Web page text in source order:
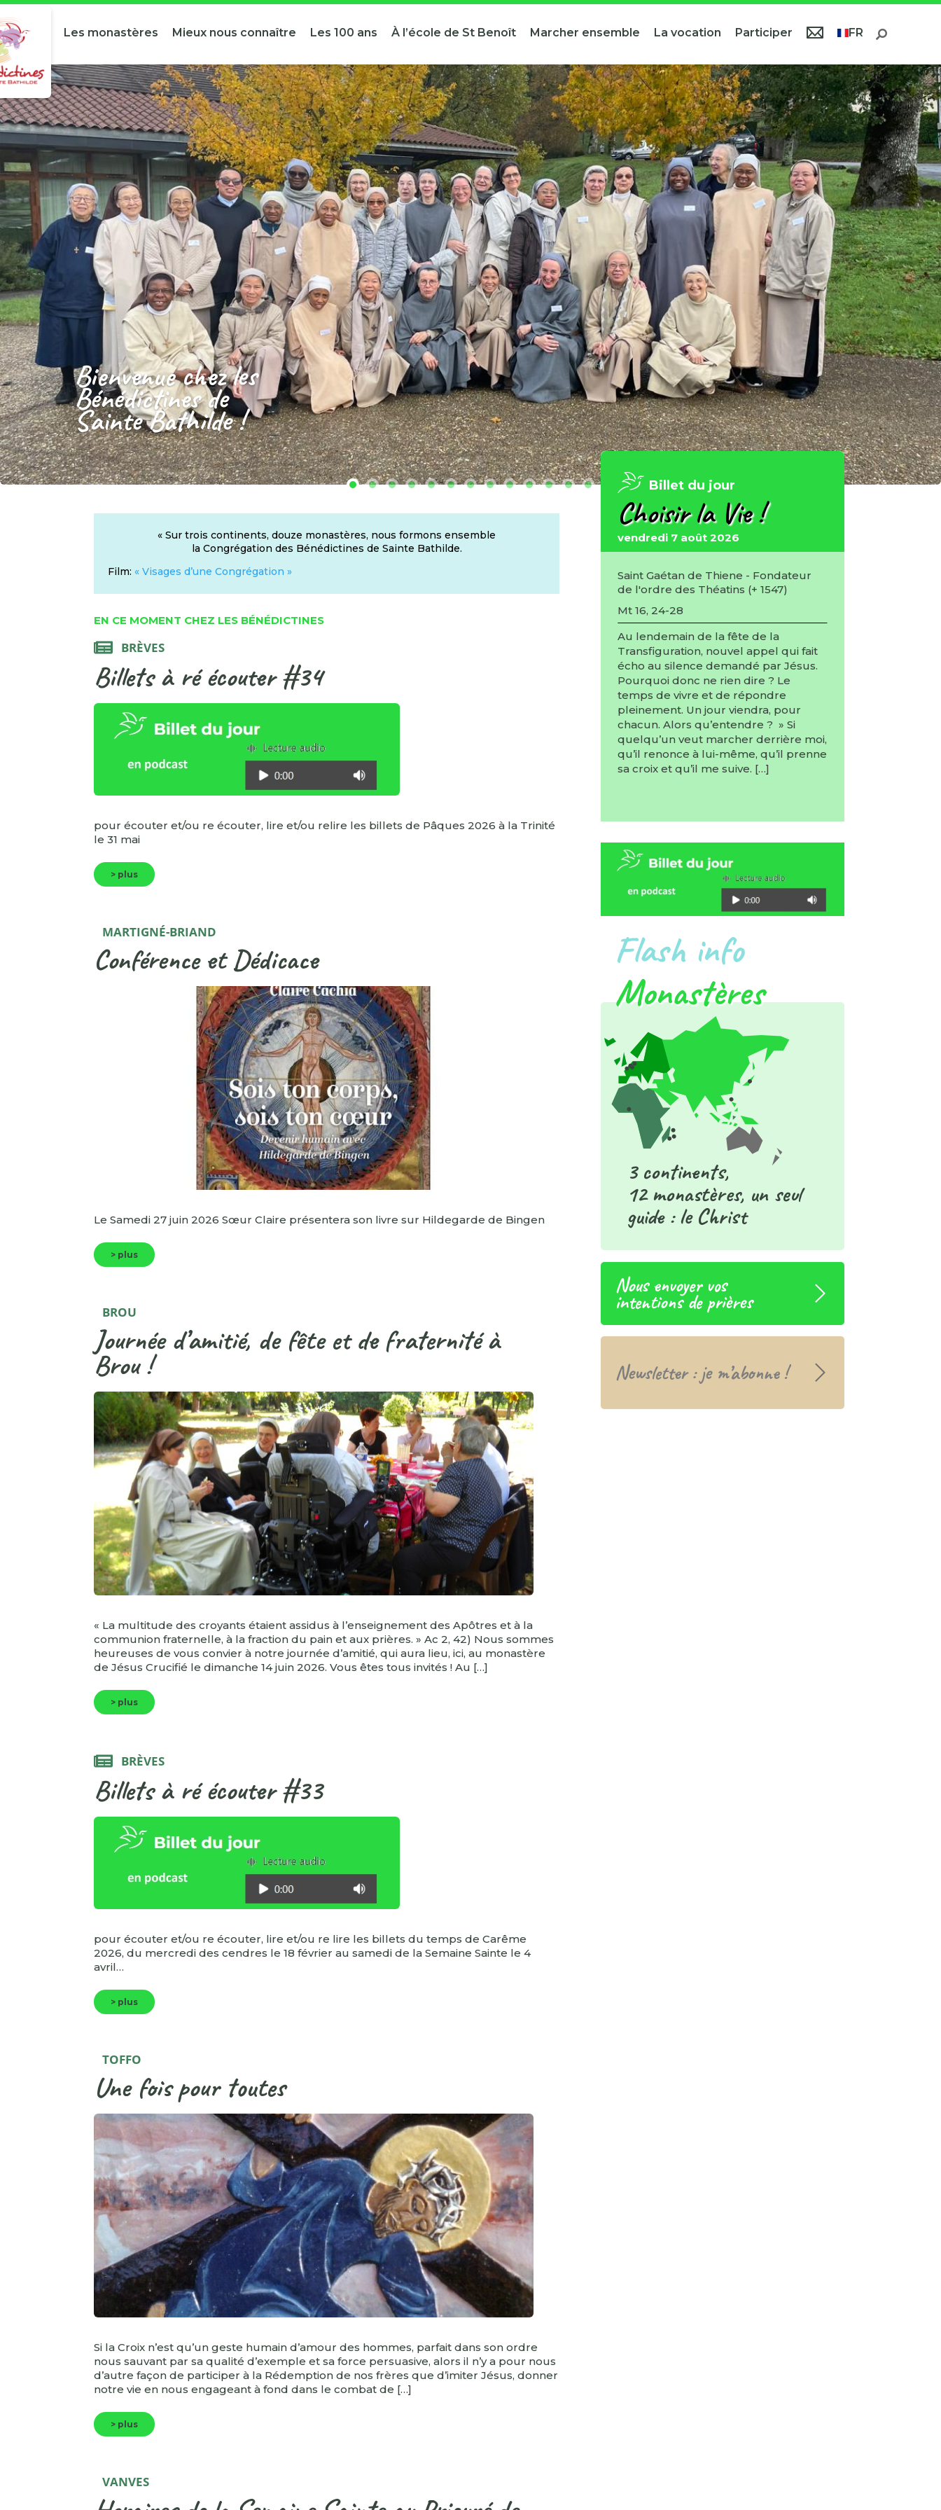
Les monastères Mieux nous connaître Les 100 ans À l’école de St Benoît Marcher ensemble La vocation Participer FR
Bienvenue chez les
Bénédictines de
Sainte Bathilde !
« Sur trois continents, douze monastères, nous formons ensemble
la Congrégation des Bénédictines de Sainte Bathilde.
Film: « Visages d’une Congrégation »
EN CE MOMENT CHEZ LES BÉNÉDICTINES
BRÈVES
Billets à ré écouter #34
pour écouter et/ou re écouter, lire et/ou relire les billets de Pâques 2026 à la Trinité
le 31 mai
> plus
MARTIGNÉ-BRIAND
Conférence et Dédicace
Le Samedi 27 juin 2026 Sœur Claire présentera son livre sur Hildegarde de Bingen
> plus
BROU
Journée d’amitié, de fête et de fraternité à
Brou !
« La multitude des croyants étaient assidus à l’enseignement des Apôtres et à la
communion fraternelle, à la fraction du pain et aux prières. » Ac 2, 42) Nous sommes
heureuses de vous convier à notre journée d’amitié, qui aura lieu, ici, au monastère
de Jésus Crucifié le dimanche 14 juin 2026. Vous êtes tous invités ! Au […]
> plus
BRÈVES
Billets à ré écouter #33
pour écouter et/ou re écouter, lire et/ou re lire les billets du temps de Carême
2026, du mercredi des cendres le 18 février au samedi de la Semaine Sainte le 4
avril…
> plus
TOFFO
Une fois pour toutes
Si la Croix n’est qu’un geste humain d’amour des hommes, parfait dans son ordre
nous sauvant par sa qualité d’exemple et sa force persuasive, alors il n’y a pour nous
d’autre façon de participer à la Rédemption de nos frères que d’imiter Jésus, donner
notre vie en nous engageant à fond dans le combat de […]
> plus
VANVES
Billet du jour
Choisir la Vie !
vendredi 7 août 2026
Saint Gaétan de Thiene - Fondateur
de l'ordre des Théatins (+ 1547)
Mt 16, 24-28
Au lendemain de la fête de la
Transfiguration, nouvel appel qui fait
écho au silence demandé par Jésus.
Pourquoi donc ne rien dire ? Le
temps de vivre et de répondre
pleinement. Un jour viendra, pour
chacun. Alors qu’entendre ? » Si
quelqu’un veut marcher derrière moi,
qu’il renonce à lui-même, qu’il prenne
sa croix et qu’il me suive. […]
Flash info
Monastères
3 continents,
12 monastères, un seul
guide : le Christ
Nous envoyer vos
intentions de prières
Newsletter : je m’abonne !